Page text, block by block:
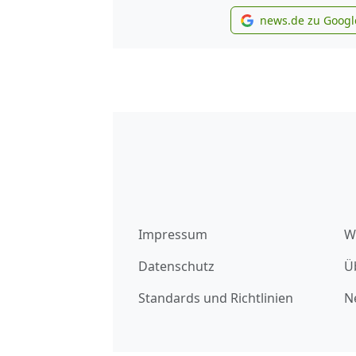
news.de zu
Impressum
Datenschutz
Standards und Richtlinien